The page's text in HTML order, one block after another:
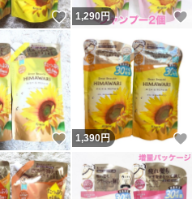
いいね！
1,290円
いいね！
1,390円